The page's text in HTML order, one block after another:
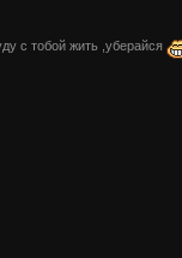
с тобой жить ,уберайся